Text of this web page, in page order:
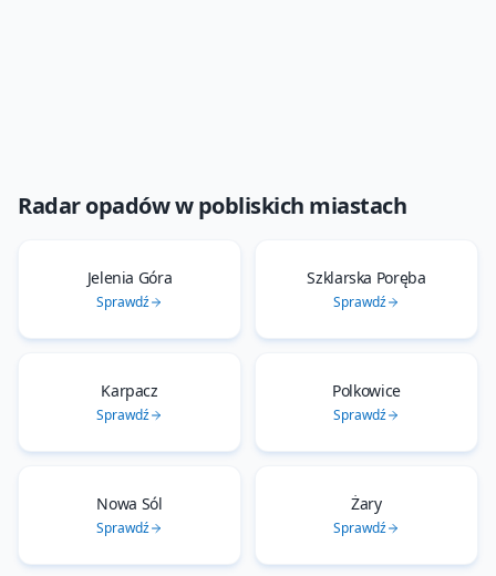
Radar opadóww pobliskich miastach
Jelenia Góra
Sprawdź
Szklarska Poręba
Sprawdź
Karpacz
Sprawdź
Polkowice
Sprawdź
Nowa Sól
Sprawdź
Żary
Sprawdź